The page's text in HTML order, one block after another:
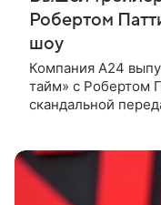
Робертом
шоу
Компания A24
тайм» с Робертом
скандальной